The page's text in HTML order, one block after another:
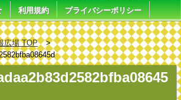
利用規約 プライバシーポリシー
広場 TOP